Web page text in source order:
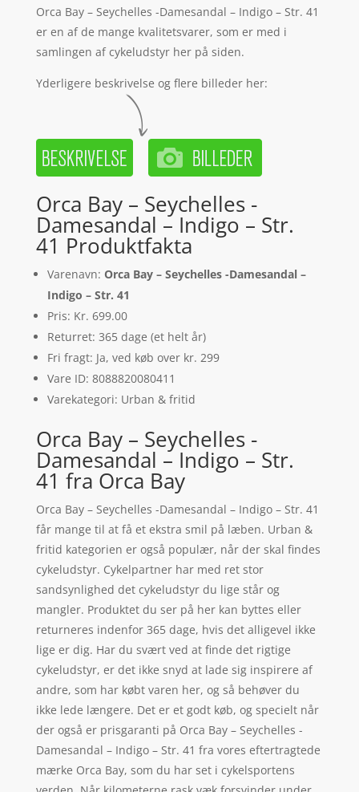
Orca Bay – Seychelles -Damesandal – Indigo – Str. 41
er en af de mange kvalitetsvarer, som er med i
samlingen af cykeludstyr her på siden.
Yderligere beskrivelse og flere billeder her:
Orca Bay – Seychelles -
Damesandal – Indigo – Str.
41 Produktfakta
Varenavn: Orca Bay – Seychelles -Damesandal –
Indigo – Str. 41
Pris: Kr. 699.00
Returret: 365 dage (et helt år)
Fri fragt: Ja, ved køb over kr. 299
Vare ID: 8088820080411
Varekategori: Urban & fritid
Orca Bay – Seychelles -
Damesandal – Indigo – Str.
41 fra Orca Bay
Orca Bay – Seychelles -Damesandal – Indigo – Str. 41
får mange til at få et ekstra smil på læben. Urban &
fritid kategorien er også populær, når der skal findes
cykeludstyr. Cykelpartner har med ret stor
sandsynlighed det cykeludstyr du lige står og
mangler. Produktet du ser på her kan byttes eller
returneres indenfor 365 dage, hvis det alligevel ikke
lige er dig. Har du svært ved at finde det rigtige
cykeludstyr, er det ikke snyd at lade sig inspirere af
andre, som har købt varen her, og så behøver du
ikke lede længere. Det er et godt køb, og specielt når
der også er prisgaranti på Orca Bay – Seychelles -
Damesandal – Indigo – Str. 41 fra vores eftertragtede
mærke Orca Bay, som du har set i cykelsportens